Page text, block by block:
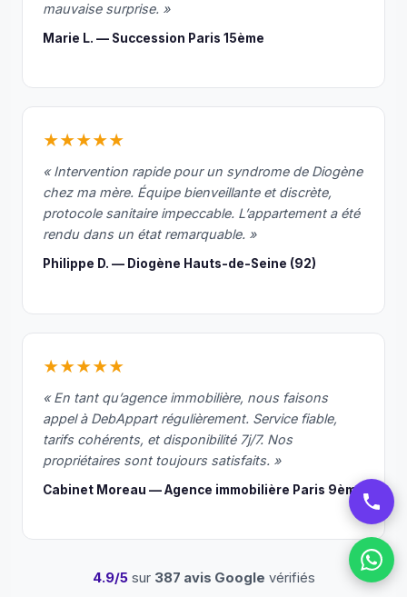
mauvaise surprise. »
Marie L. — Succession Paris 15ème
★★★★★
« Intervention rapide pour un syndrome de Diogène
chez ma mère. Équipe bienveillante et discrète,
protocole sanitaire impeccable. L’appartement a été
rendu dans un état remarquable. »
Philippe D. — Diogène Hauts-de-Seine (92)
★★★★★
« En tant qu’agence immobilière, nous faisons
appel à DebAppart régulièrement. Service fiable,
tarifs cohérents, et disponibilité 7j/7. Nos
propriétaires sont toujours satisfaits. »
Cabinet Moreau — Agence immobilière Paris 9ème
4.9/5sur 387 avis Google vérifiés